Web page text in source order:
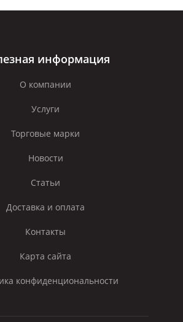
информация
О компании
Услуги
Торговые марки
Новости
Статьи
Доставка и оплата
Контакты
Карта сайта
конфиденциональности